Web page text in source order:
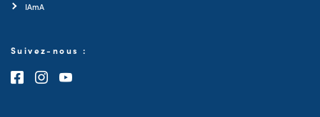
IAmA
Suivez-nous :
Consultez notre page Facebook
Consultez notre page Instagram
Consultez notre chaîne Youtube